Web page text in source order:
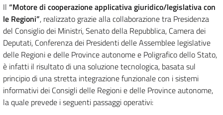
Il “Motore di cooperazione applicativa giuridico/legislativa con
le Regioni”, realizzato grazie alla collaborazione tra Presidenza
del Consiglio dei Ministri, Senato della Repubblica, Camera dei
Deputati, Conferenza dei Presidenti delle Assemblee legislative
delle Regioni e delle Province autonome e Poligrafico dello Stato,
è infatti il risultato di una soluzione tecnologica, basata sul
principio di una stretta integrazione funzionale con i sistemi
informativi dei Consigli delle Regioni e delle Province autonome,
la quale prevede i seguenti passaggi operativi: